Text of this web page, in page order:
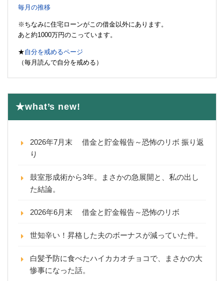
毎月の推移
※ちなみに住宅ローンがこの借金以外にあります。
あと約1000万円のこっています。
★自分を戒めるページ
（毎月読んで自分を戒める）
★what’s new!
2026年7月末 借金と貯金報告～恐怖のリボ 振り返
り
鼓室形成術から3年。まさかの急展開と、私の出し
た結論。
2026年6月末 借金と貯金報告～恐怖のリボ
世知辛い！昇格した夫のボーナスが減っていた件。
白髪予防に食べたハイカカオチョコで、まさかの大
惨事になった話。